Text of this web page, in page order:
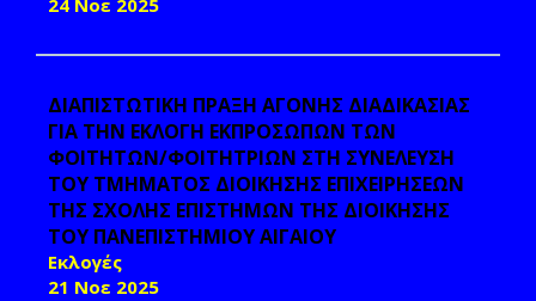
24 Νοε 2025
ΔΙΑΠΙΣΤΩΤΙΚΗ ΠΡΑΞΗ ΑΓΟΝΗΣ ΔΙΑΔΙΚΑΣΙΑΣ
ΓΙΑ ΤΗΝ ΕΚΛΟΓΗ ΕΚΠΡΟΣΩΠΩΝ ΤΩΝ
ΦΟΙΤΗΤΩΝ/ΦΟΙΤΗΤΡΙΩΝ ΣΤΗ ΣΥΝΕΛΕΥΣΗ
ΤΟΥ ΤΜΗΜΑΤΟΣ ΔΙΟΙΚΗΣΗΣ ΕΠΙΧΕΙΡΗΣΕΩΝ
ΤΗΣ ΣΧΟΛΗΣ ΕΠΙΣΤΗΜΩΝ ΤΗΣ ΔΙΟΙΚΗΣΗΣ
ΤΟΥ ΠΑΝΕΠΙΣΤΗΜΙΟΥ ΑΙΓΑΙΟΥ
Εκλογές
21 Νοε 2025